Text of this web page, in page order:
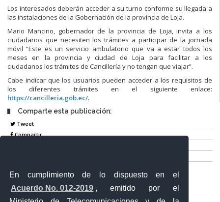
En cumplimiento de lo dispuesto en el
Acuerdo No. 012-2019 , emitido por el
Los interesados deberán acceder a su turno conforme su llegada a
las instalaciones de la Gobernación de la provincia de Loja.
Mario Mancino, gobernador de la provincia de Loja, invita a los
ciudadanos que necesiten los trámites a participar de la jornada
móvil “Este es un servicio ambulatorio que va a estar todos los
meses en la provincia y ciudad de Loja para facilitar a los
ciudadanos los trámites de Cancillería y no tengan que viajar”.
Cabe indicar que los usuarios pueden acceder a los requisitos de
los diferentes trámites en el siguiente enlace:
https://cancilleria.gob.ec/.
Comparte esta publicación:
Tweet
Compartir
Entérate